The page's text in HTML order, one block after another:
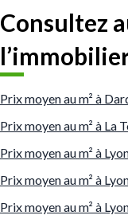
Consultez
Prix moyen au m² à
Prix moyen au m² à La
Prix moyen au m² à
Prix moyen au m² à
Prix moyen au m² à